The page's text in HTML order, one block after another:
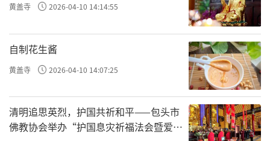
黄盖寺 2026-04-10 14:14:55
自制花生酱
黄盖寺 2026-04-10 14:07:25
清明追思英烈，护国共祈和平——包头市
佛教协会举办“护国息灾祈福法会暨爱国